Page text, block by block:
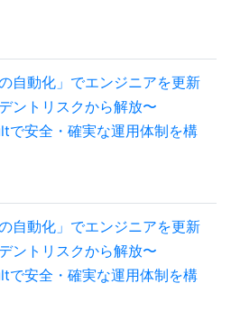
自動化」でエンジニアを更新
ントリスクから解放〜
で安全・確実な運用体制を構
自動化」でエンジニアを更新
ントリスクから解放〜
で安全・確実な運用体制を構